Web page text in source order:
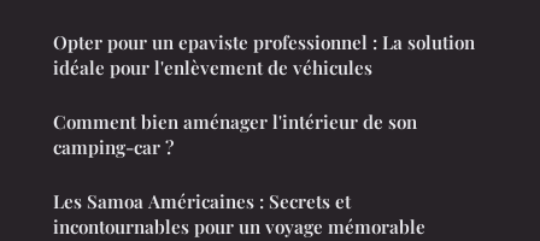
Opter pour un epaviste professionnel : La solution
idéale pour l'enlèvement de véhicules
Comment bien aménager l'intérieur de son
camping-car ?
Les Samoa Américaines : Secrets et
incontournables pour un voyage mémorable